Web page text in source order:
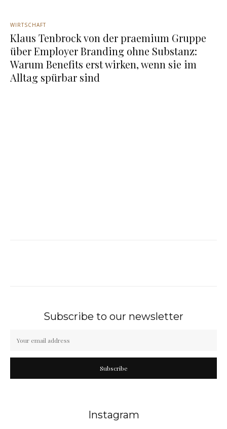
WIRTSCHAFT
Klaus Tenbrock von der praemium Gruppe
über Employer Branding ohne Substanz:
Warum Benefits erst wirken, wenn sie im
Alltag spürbar sind
Subscribe to our newsletter
Subscribe
Instagram